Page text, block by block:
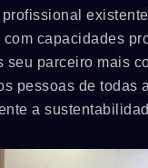
com capacidades
seu parceiro mais
pessoas de todas
a